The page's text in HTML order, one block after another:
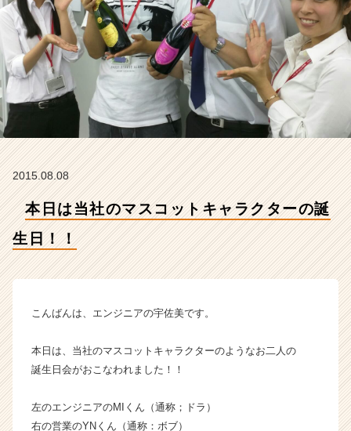
社
ア
イ
デ
ン
ィ
テ
ィ
イ
ム
ン
ャ
ー・
企
2015.08.08
本日は当社のマスコットキャラクターの誕
生日！！
こんばんは、エンジニアの宇佐美です。
本日は、当社のマスコットキャラクターのようなお二人の
誕生日会がおこなわれました！！
左のエンジニアのMIくん（通称；ドラ）
右の営業のYNくん（通称：ボブ）